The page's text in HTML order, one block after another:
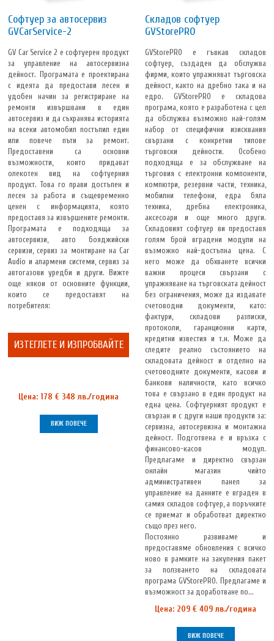
Софтуер за автосервиз
GVCarService-2
GV Car Service 2 е софтуерен продукт
за управление на автосервизна
дейност. Програмата е проектирана
с идеята да предостави лесен и
удобен начин за регистриране на
ремонти извършвани в един
автосервиз и да съхранява историята
на всеки автомобил постъпил един
или повече пъти за ремонт.
Предоставени са основни
възможности, които придават
олекотен вид на софтуерния
продукт. Това го прави достъпен и
лесен за работа и същевременно
ценен с информацията, която
предоставя за извършените ремонти.
Програмата е подходяща за
автосервизи, авто бояджийски
сервизи, сервиз за монтиране на Car
Audio и алармени системи, сервиз за
автогазови уредби и други. Вижте
още някои от основните функции,
които се предоставят на
потребителя:
ИЗТЕГЛЕТЕ И ИЗПРОБВАЙТЕ
Цена: 178 € 348 лв./година
ВИЖ ПОВЕЧЕ
Складов софтуер
GVStorePRO
GVStorePRO е гъвкав складов
софтуер, създаден да обслужва
фирми, които упражняват търговска
дейност, както на дребно така и на
едро. GVStorePRO е складова
програма, която е разработена с цел
да обслужва възможно най-голям
набор от специфични изисквания
свързани с конкретни типове
търговски дейности. Особено
подходяща е за обслужване на
търговия с електронни компоненти,
компютри, резервни части, техника,
мобилни телефони, едра бяла
техника, дребна електроника,
аксесоари и още много други.
Складовият софтуер ви предоставя
голям брой вградени модули на
възможно най-достъпна цена. С
него може да обхванете всички
важни процеси свързани с
упражняване на търговската дейност
без ограничения, може да издавате
счетоводни документи, като:
фактури, складови разписки,
протоколи, гаранционни карти,
кредитни известия и т.н. Може да
следите реално състоянието на
складовата дейност и отделно на
счетоводните документи, касови и
банкови наличности, като всичко
това е свързано в един продукт на
една цена. Софтуерният продукт е
свързан и с други наши продукти за:
сервизна, автосервизна и монтажна
дейност. Подготвена е и връзка с
финансово-касов модул.
Предлагаме и директно свързан
онлайн магазин чийто
административен панел за
управление на данните e вграден в
самия складов софтуер, а поръчките
се приемат и обработват директно
също през него.
Постоянно развиваме и
предоставяме обновления с всичко
ново в рамките на закупения пакет
за ползването на складовата
програма GVStorePRO. Предлагаме и
възможност за доработване по...
Цена: 209 € 409 лв./година
ВИЖ ПОВЕЧЕ